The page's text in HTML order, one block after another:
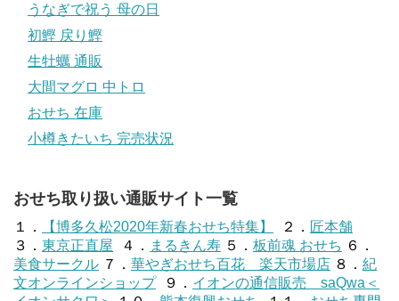
うなぎで祝う 母の日
初鰹 戻り鰹
生牡蠣 通販
大間マグロ 中トロ
おせち 在庫
小樽きたいち 完売状況
おせち取り扱い通販サイト一覧
１． 【博多久松2020年新春おせち特集】 ２． 匠本舗
３． 東京正直屋 ４． まるきん寿 ５． 板前魂 おせち ６．
美食サークル ７． 華やぎおせち百花 楽天市場店 ８． 紀
文オンラインショップ
９． イオンの通信販売 saQwa＜